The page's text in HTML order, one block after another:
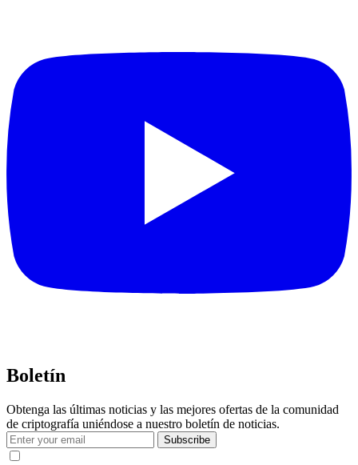
Boletín
Obtenga las últimas noticias y las mejores ofertas de la comunidad
de criptografía uniéndose a nuestro boletín de noticias.
Subscribe